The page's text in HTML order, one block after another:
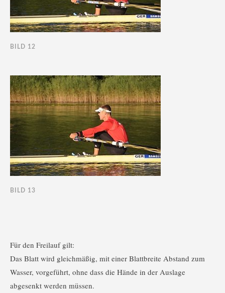
BILD 12
BILD 13
Für den Freilauf gilt:
Das Blatt wird gleichmäßig, mit einer Blattbreite Abstand zum
Wasser, vorgeführt, ohne dass die Hände in der Auslage
abgesenkt werden müssen.